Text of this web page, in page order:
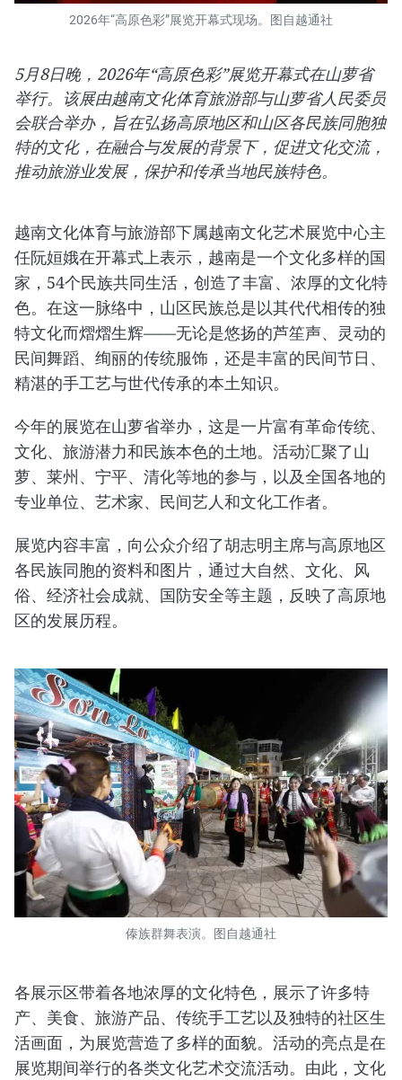
2026年“高原色彩”展览开幕式现场。图自越通社
5月8日晚，2026年“高原色彩”展览开幕式在山萝省
举行。该展由越南文化体育旅游部与山萝省人民委员
会联合举办，旨在弘扬高原地区和山区各民族同胞独
特的文化，在融合与发展的背景下，促进文化交流，
推动旅游业发展，保护和传承当地民族特色。
越南文化体育与旅游部下属越南文化艺术展览中心主
任阮姮娥在开幕式上表示，越南是一个文化多样的国
家，54个民族共同生活，创造了丰富、浓厚的文化特
色。在这一脉络中，山区民族总是以其代代相传的独
特文化而熠熠生辉——无论是悠扬的芦笙声、灵动的
民间舞蹈、绚丽的传统服饰，还是丰富的民间节日、
精湛的手工艺与世代传承的本土知识。
今年的展览在山萝省举办，这是一片富有革命传统、
文化、旅游潜力和民族本色的土地。活动汇聚了山
萝、莱州、宁平、清化等地的参与，以及全国各地的
专业单位、艺术家、民间艺人和文化工作者。
展览内容丰富，向公众介绍了胡志明主席与高原地区
各民族同胞的资料和图片，通过大自然、文化、风
俗、经济社会成就、国防安全等主题，反映了高原地
区的发展历程。
傣族群舞表演。图自越通社
各展示区带着各地浓厚的文化特色，展示了许多特
产、美食、旅游产品、传统手工艺以及独特的社区生
活画面，为展览营造了多样的面貌。活动的亮点是在
展览期间举行的各类文化艺术交流活动。由此，文化